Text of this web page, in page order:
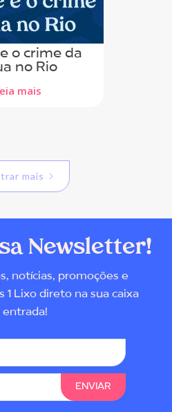
o crime da
no Rio
mais
mais
Newsletter!
notícias, promoções e
1 Lixo direto na sua caixa
entrada!